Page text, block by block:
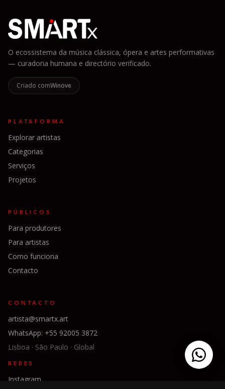
O ecossistema da música clássica, ópera e artes performativas
— curadoria humana e directório verificado.
Criado comWinove
PLATAFORMA
Explorar artistas
Categorias
Serviços
Projetos
PÚBLICOS
Para produtores
Para artistas
Como funciona
Contacto
CONTACTO
artista@smartx.art
WhatsApp: +55 92005 3872
Lisboa · São Paulo · Global
REDES
Instagram